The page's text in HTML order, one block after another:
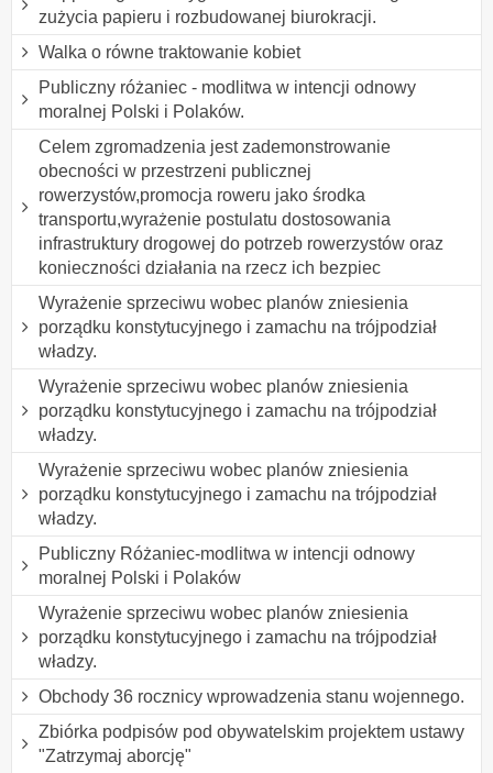
zużycia papieru i rozbudowanej biurokracji.
Walka o równe traktowanie kobiet
Publiczny różaniec - modlitwa w intencji odnowy
moralnej Polski i Polaków.
Celem zgromadzenia jest zademonstrowanie
obecności w przestrzeni publicznej
rowerzystów,promocja roweru jako środka
transportu,wyrażenie postulatu dostosowania
infrastruktury drogowej do potrzeb rowerzystów oraz
konieczności działania na rzecz ich bezpiec
Wyrażenie sprzeciwu wobec planów zniesienia
porządku konstytucyjnego i zamachu na trójpodział
władzy.
Wyrażenie sprzeciwu wobec planów zniesienia
porządku konstytucyjnego i zamachu na trójpodział
władzy.
Wyrażenie sprzeciwu wobec planów zniesienia
porządku konstytucyjnego i zamachu na trójpodział
władzy.
Publiczny Różaniec-modlitwa w intencji odnowy
moralnej Polski i Polaków
Wyrażenie sprzeciwu wobec planów zniesienia
porządku konstytucyjnego i zamachu na trójpodział
władzy.
Obchody 36 rocznicy wprowadzenia stanu wojennego.
Zbiórka podpisów pod obywatelskim projektem ustawy
"Zatrzymaj aborcję"